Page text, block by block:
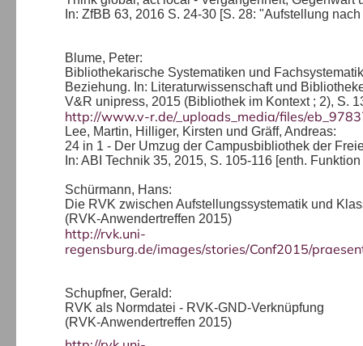
In: ZfBB 63, 2016 S. 24-30 [S. 28: "Aufstellung
Blume, Peter:
Bibliothekarische Systematiken und
Beziehung. In: Literaturwissenschaft und
V&R unipress, 2015 (Bibliothek im Kontext ; 2), S.
http://www.v-r.de/_uploads_media/files/
Lee, Martin, Hilliger, Kirsten und Gräff, Andreas:
24 in 1 - Der Umzug der Campusbibliothek der
In: ABI Technik 35, 2015, S. 105-116 [enth.
Schürmann, Hans:
Die RVK zwischen Aufstellungssystematik und
(RVK-Anwendertreffen 2015)
http://rvk.uni-
regensburg.de/images/stories/Conf2015/
Schupfner, Gerald:
RVK als Normdatei - RVK-GND-Verknüpfung
(RVK-Anwendertreffen 2015)